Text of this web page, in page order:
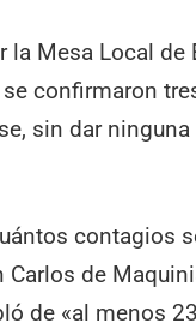
Mesa Local de
confirmaron
sin dar
contagios
de
de «al menos